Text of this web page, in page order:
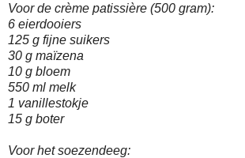
Voor de crème patissière (500 gram):
6 eierdooiers
125 g fijne suikers
30 g maïzena
10 g bloem
550 ml melk
1 vanillestokje
15 g boter
Voor het soezendeeg: